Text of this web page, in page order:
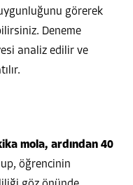
görerek
Deneme
analiz edilir ve
mola, ardından 40
öğrencinin